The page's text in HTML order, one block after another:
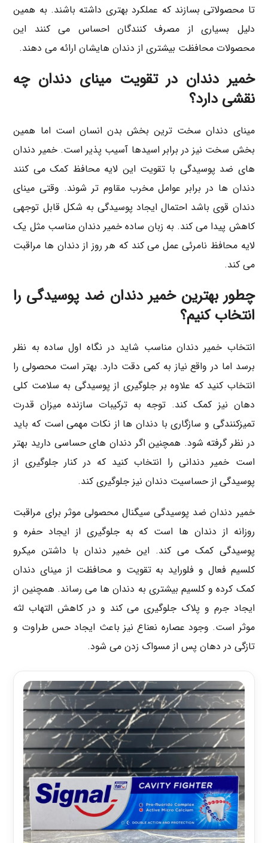
تا محصولاتی بسازند که عملکرد بهتری داشته باشند. به همین
دلیل بسیاری از مصرف کنندگان احساس می کنند این
محصولات محافظت بیشتری از دندان هایشان ارائه می دهند.
خمیر دندان در تقویت مینای دندان چه
نقشی دارد؟
مینای دندان سخت ترین بخش بدن انسان است اما همین
بخش سخت نیز در برابر اسیدها آسیب پذیر است. خمیر دندان
های ضد پوسیدگی با تقویت این لایه محافظ کمک می کنند
دندان ها در برابر عوامل مخرب مقاوم تر شوند. وقتی مینای
دندان قوی باشد احتمال ایجاد پوسیدگی به شکل قابل توجهی
کاهش پیدا می کند. به زبان ساده خمیر دندان مناسب مثل یک
لایه محافظ نامرئی عمل می کند که هر روز از دندان ها مراقبت
می کند.
چطور بهترین خمیر دندان ضد پوسیدگی را
انتخاب کنیم؟
انتخاب خمیر دندان مناسب شاید در نگاه اول ساده به نظر
برسد اما در واقع نیاز به کمی دقت دارد. بهتر است محصولی را
انتخاب کنید که علاوه بر جلوگیری از پوسیدگی به سلامت کلی
دهان نیز کمک کند. توجه به ترکیبات سازنده میزان قدرت
تمیزکنندگی و سازگاری با دندان ها از نکات مهمی است که باید
در نظر گرفته شود. همچنین اگر دندان های حساسی دارید بهتر
است خمیر دندانی را انتخاب کنید که در کنار جلوگیری از
پوسیدگی از حساسیت دندان نیز جلوگیری کند.
خمیر دندان ضد پوسیدگی سیگنال محصولی موثر برای مراقبت
روزانه از دندان ها است که به جلوگیری از ایجاد حفره و
پوسیدگی کمک می کند. این خمیر دندان با داشتن میکرو
کلسیم فعال و فلوراید به تقویت و محافظت از مینای دندان
کمک کرده و کلسیم بیشتری به دندان ها می رساند. همچنین از
ایجاد جرم و پلاک جلوگیری می کند و در کاهش التهاب لثه
موثر است. وجود عصاره نعناع نیز باعث ایجاد حس طراوت و
تازگی در دهان پس از مسواک زدن می شود.